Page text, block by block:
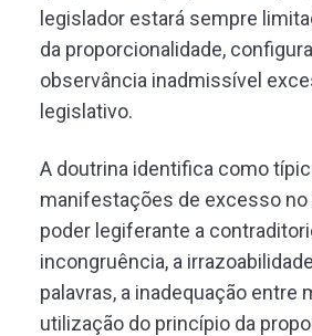
legislador estará sempre
da proporcionalidade,
observância inadmissível
legislativo.
A doutrina identifica como
manifestações de excesso
poder legiferante a
incongruência, a
palavras, a inadequação entre
utilização do princípio da